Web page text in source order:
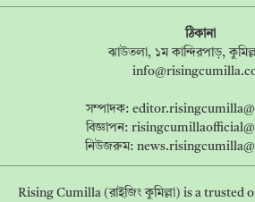
ঠিকানা
ঝাউতলা, ১ম কান্দিরপাড়,
সম্পাদক:
বিজ্ঞাপন:
নিউজরুম:
Rising Cumilla (রাইজিং কুমিল্লা) is a trusted